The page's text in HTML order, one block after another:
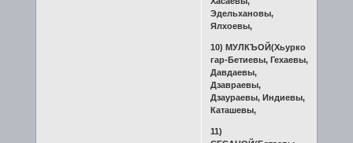
Эдельхановы,
Ялхоевы,
10) МУЛКЪОЙ(Хьурко
гар-Бетиевы, Гехаевы,
Давдаевы,
Дзавраевы,
Дзаураевы, Индиевы,
Каташевы,
11)